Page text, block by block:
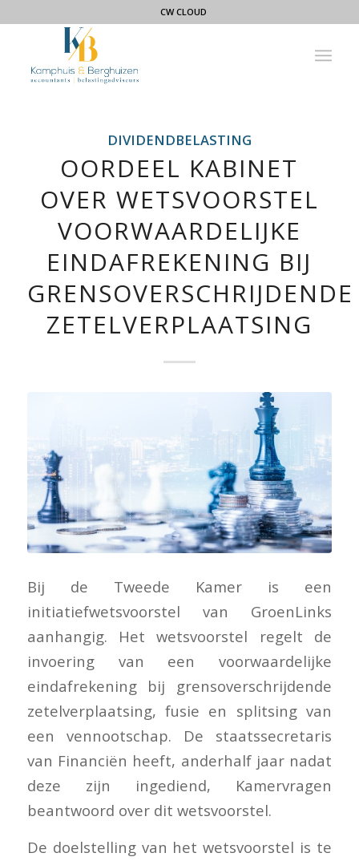
CW CLOUD
DIVIDENDBELASTING
OORDEEL KABINET
OVER WETSVOORSTEL
VOORWAARDELIJKE
EINDAFREKENING BIJ
GRENSOVERSCHRIJDENDE
ZETELVERPLAATSING
Bij de Tweede Kamer is een
initiatiefwetsvoorstel van GroenLinks
aanhangig. Het wetsvoorstel regelt de
invoering van een voorwaardelijke
eindafrekening bij grensoverschrijdende
zetelverplaatsing, fusie en splitsing van
een vennootschap. De staatssecretaris
van Financiën heeft, anderhalf jaar nadat
deze zijn ingediend, Kamervragen
beantwoord over dit wetsvoorstel.
De doelstelling van het wetsvoorstel is te